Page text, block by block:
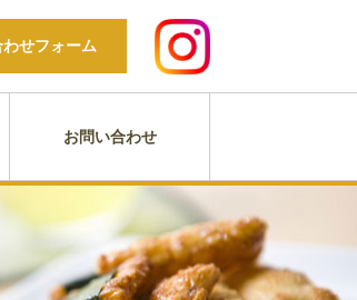
わせフォーム
お問い合わせ